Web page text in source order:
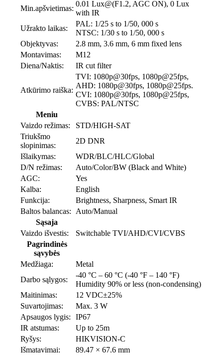
Min.apšvietimas:
0.01 Lux@(F1.2, AGC ON), 0 Lux
with IR
Užrakto laikas:
PAL: 1/25 s to 1/50, 000 s
NTSC: 1/30 s to 1/50, 000 s
Objektyvas:
2.8 mm, 3.6 mm, 6 mm fixed lens
Montavimas:
M12
Diena/Naktis:
IR cut filter
Atkūrimo raiška:
TVI: 1080p@30fps, 1080p@25fps,
AHD: 1080p@30fps, 1080p@25fps.
CVI: 1080p@30fps, 1080p@25fps,
CVBS: PAL/NTSC
Meniu
Vaizdo režimas:
STD/HIGH-SAT
Triukšmo
slopinimas:
2D DNR
Išlaikymas:
WDR/BLC/HLC/Global
D/N režimas:
Auto/Color/BW (Black and White)
AGC:
Yes
Kalba:
English
Funkcija:
Brightness, Sharpness, Smart IR
Baltos balancas: Auto/Manual
Sąsaja
Vaizdo išvestis:
Switchable TVI/AHD/CVI/CVBS
Pagrindinės
sąvybės
Medžiaga:
Metal
Darbo sąlygos:
-40 °C – 60 °C (-40 °F – 140 °F)
Humidity 90% or less (non-condensing)
Maitinimas:
12 VDC±25%
Suvartojimas:
Max. 3 W
Apsaugos lygis:
IP67
IR atstumas:
Up to 25m
Ryšys:
HIKVISION-C
Išmatavimai:
89.47 × 67.6 mm